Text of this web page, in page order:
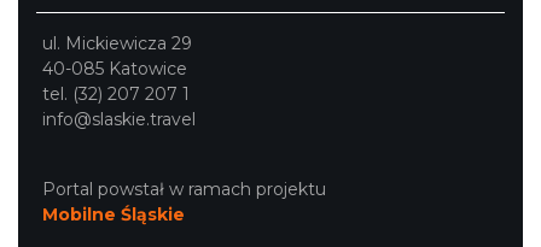
2026-12-13
16.20 km
ul. Mickiewicza 29
40-085 Katowice
tel. (32) 207 207 1
info@slaskie.travel
Portal powstał w ramach projektu
Mobilne Śląskie